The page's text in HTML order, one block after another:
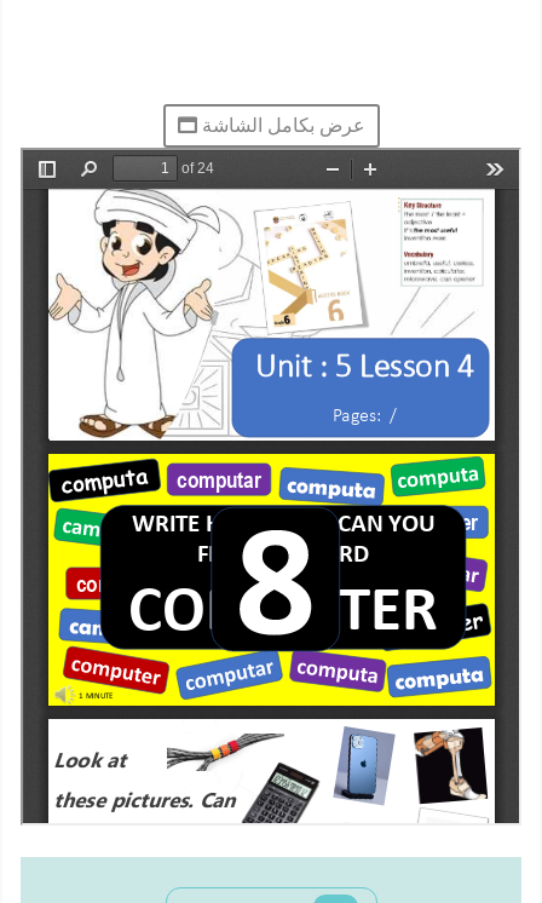
عرض بكامل الشاشة